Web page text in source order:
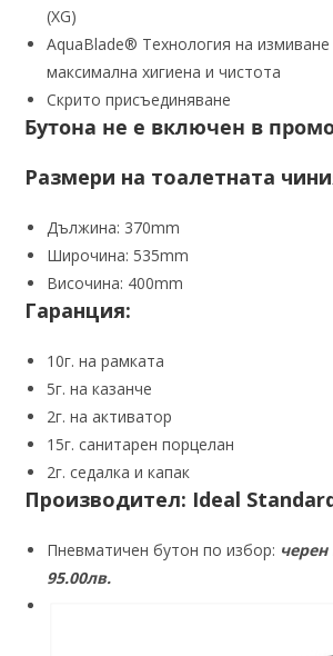
(XG)
АquaBlade® Технология на измиване
максимална хигиена и чистота
Скрито присъединяване
Бутона не е включен в
Размери на тоалетната
Дължина: 370mm
Широчина: 535mm
Височина: 400mm
Гаранция:
10г. на рамката
5г. на казанче
2г. на активатор
15г. санитарен порцелан
2г. седалка и капак
Производител: Ideal
Пневматичен бутон по избор:
95.00лв.